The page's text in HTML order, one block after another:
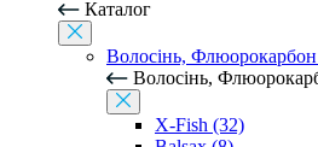
Каталог
Волосінь,
Волосінь,
X-Fish (32)